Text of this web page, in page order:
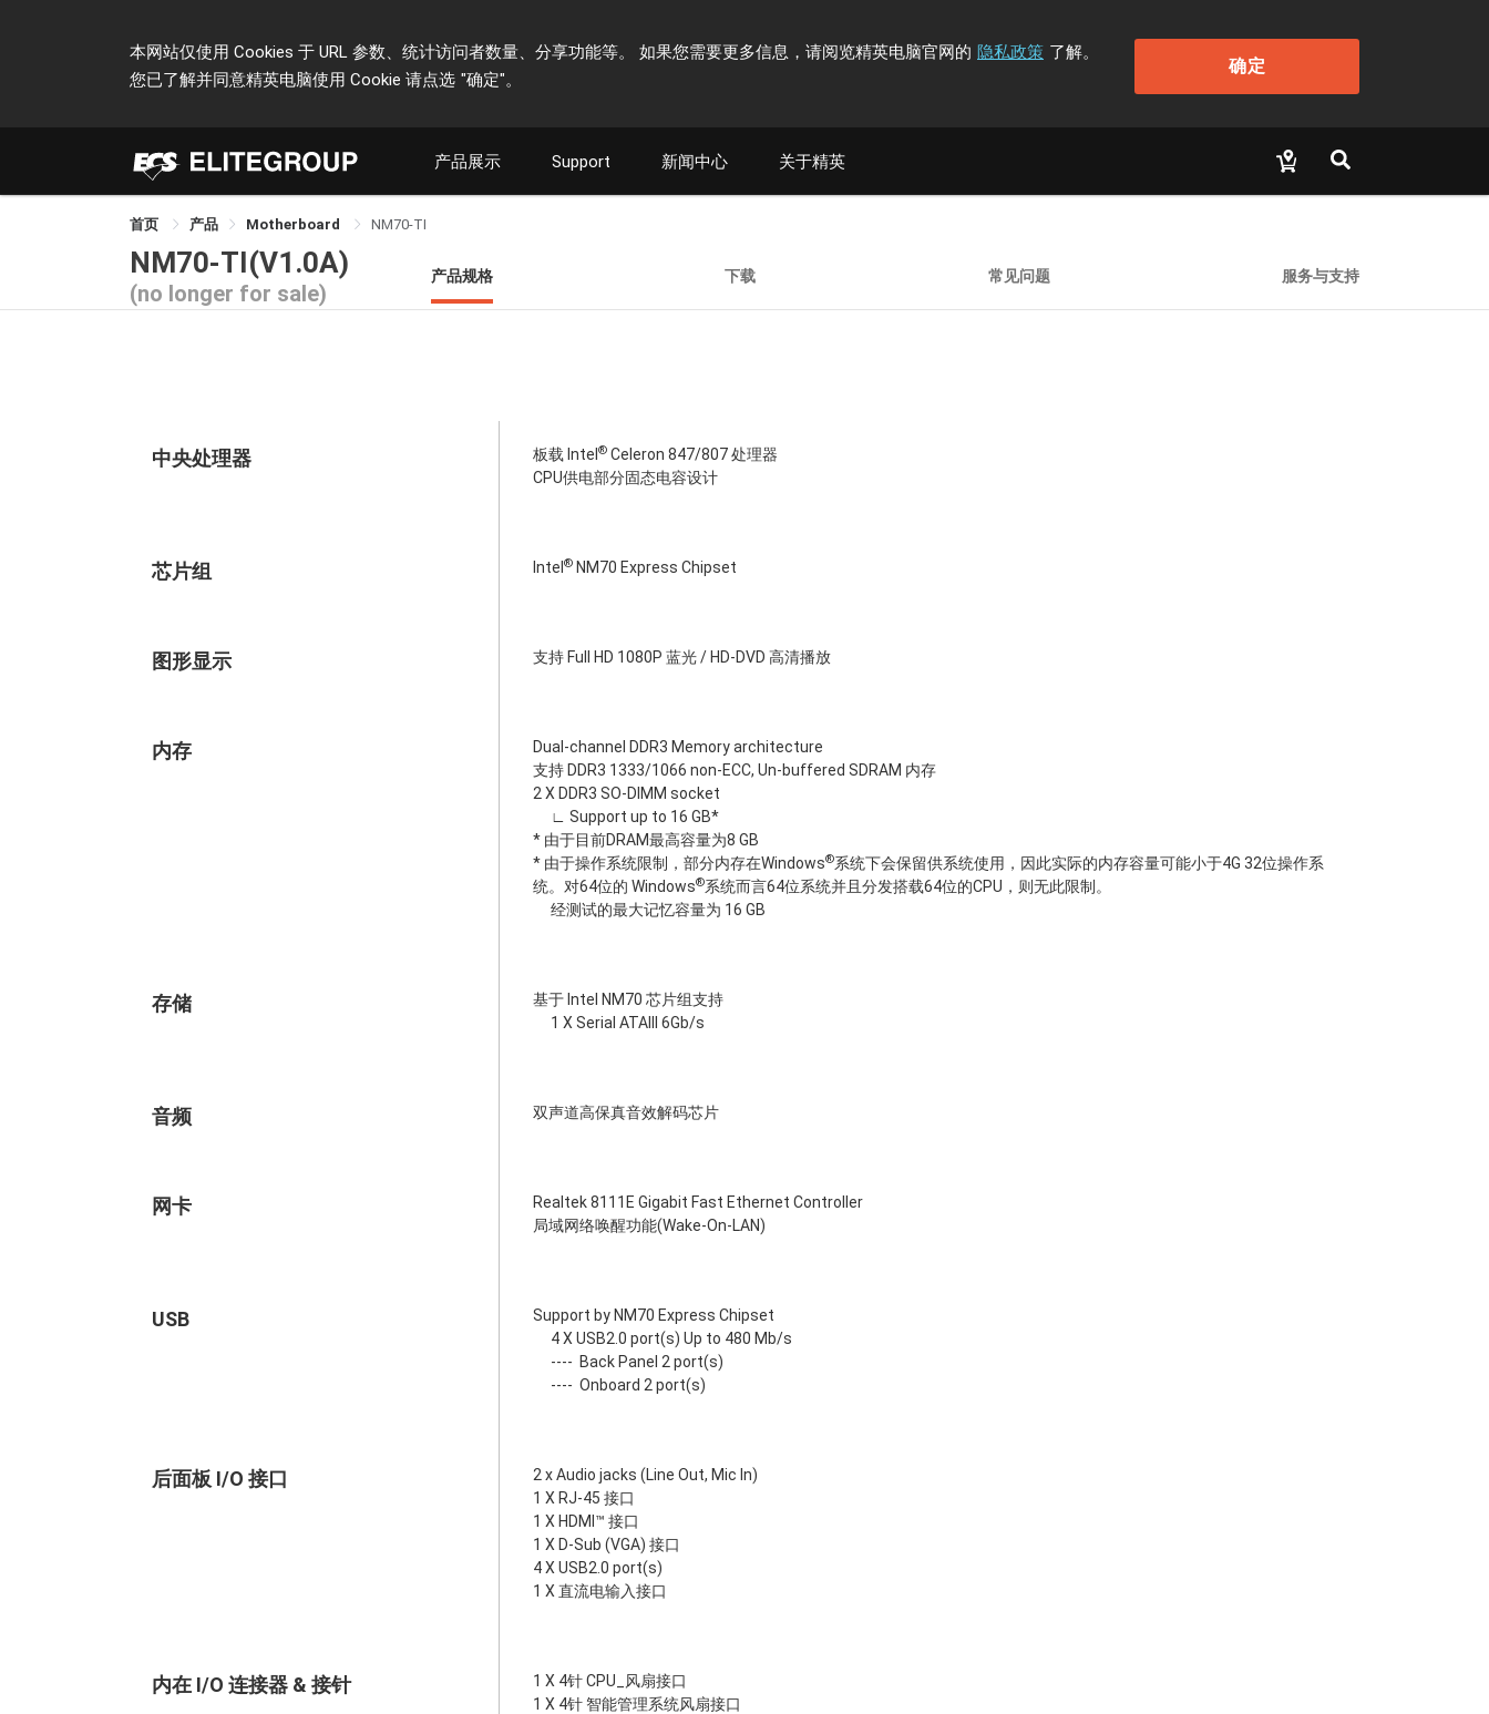
本网站仅使用 Cookies 于 URL 参数、统计访问者数量、分享功能等。 如果您需要更多信息，请阅览精英电脑官网的 隐私政策 了解。
您已了解并同意精英电脑使用 Cookie 请点选 "确定"。
确定
产品展示 Support 新闻中心 关于精英
首页 产品 Motherboard NM70-TI
NM70-TI(V1.0A)
(no longer for sale)
产品规格 下载 常见问题 服务与支持
中央处理器 板载 Intel ® Celeron 847/807 处理器
CPU供电部分固态电容设计
芯片组 Intel ® NM70 Express Chipset
图形显示 支持 Full HD 1080P 蓝光 / HD-DVD 高清播放
内存
Dual-channel DDR3 Memory architecture
支持 DDR3 1333/1066 non-ECC, Un-buffered SDRAM 内存
2 X DDR3 SO-DIMM socket
∟ Support up to 16 GB*
* 由于目前DRAM最高容量为8 GB
* 由于操作系统限制，部分内存在Windows®系统下会保留供系统使用，因此实际的内存容量可能小于4G 32位操作系
统。对64位的 Windows®系统而言64位系统并且分发搭载64位的CPU，则无此限制。
经测试的最大记忆容量为 16 GB
存储
基于 Intel NM70 芯片组支持
1 X Serial ATAIII 6Gb/s
音频 双声道高保真音效解码芯片
网卡
Realtek 8111E Gigabit Fast Ethernet Controller
局域网络唤醒功能(Wake-On-LAN)
USB
Support by NM70 Express Chipset
4 X USB2.0 port(s) Up to 480 Mb/s
---- Back Panel 2 port(s)
---- Onboard 2 port(s)
后面板 I/O 接口
2 x Audio jacks (Line Out, Mic In)
1 X RJ-45 接口
1 X HDMI™ 接口
1 X D-Sub (VGA) 接口
4 X USB2.0 port(s)
1 X 直流电输入接口
内在 I/O 连接器 & 接针
1 X 4针 CPU_风扇接口
1 X 4针 智能管理系统风扇接口